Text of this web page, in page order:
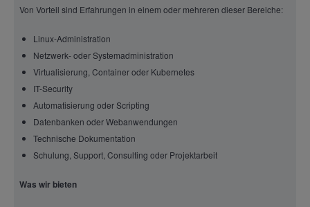
Von Vorteil sind Erfahrungen in einem oder mehreren dieser Bereiche:
Linux-Administration
Netzwerk- oder Systemadministration
Virtualisierung, Container oder Kubernetes
IT-Security
Automatisierung oder Scripting
Datenbanken oder Webanwendungen
Technische Dokumentation
Schulung, Support, Consulting oder Projektarbeit
Was wir bieten